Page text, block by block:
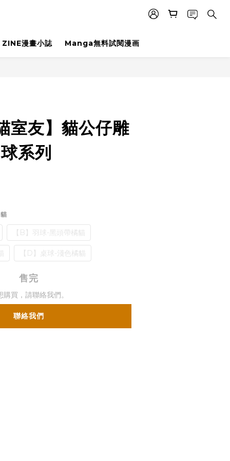
ZINE漫畫小誌 Manga無料試閱漫画
友】貓公仔雕
系列
【B】羽球-黑頭帶橘貓
【D】桌球-淺色橘貓
售完
購買，請聯絡我們。
聯絡我們